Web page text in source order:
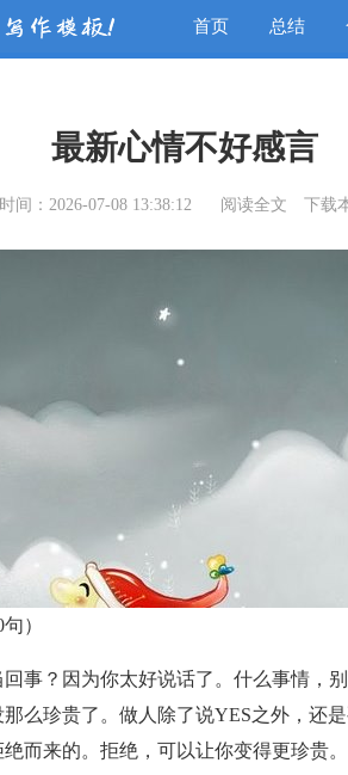
首页 总结
最新心情不好感言
时间：2026-07-08 13:38:12 阅读全文 下载
）
事？因为你太好说话了。什么事情，
么珍贵了。做人除了说YES之外，还
而来的。拒绝，可以让你变得更珍贵